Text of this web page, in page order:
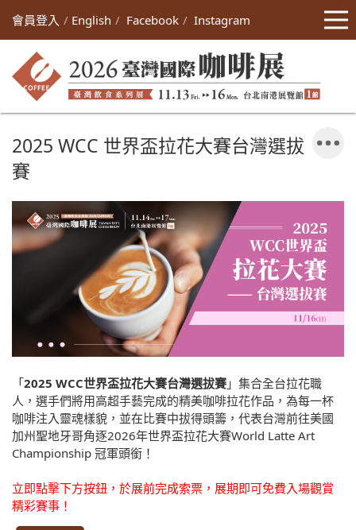
會員登入 English Facebook Instagram
2025 WCC 世界盃拉花大賽台灣選拔
賽
「2025 WCC世界盃拉花大賽台灣選拔賽」集合全台拉花職
人，選手們將用高超手藝完成的精美咖啡拉花作品，為每一杯
咖啡注入靈魂樣貌，並在比賽中拔得頭籌，代表台灣前往美國
加州聖地牙哥角逐2026年世界盃拉花大賽World Latte Art
Championship 冠軍頭銜！
立即點擊下方按鈕，於展前完成索票，展期即可免費入場觀賞
精彩賽事！